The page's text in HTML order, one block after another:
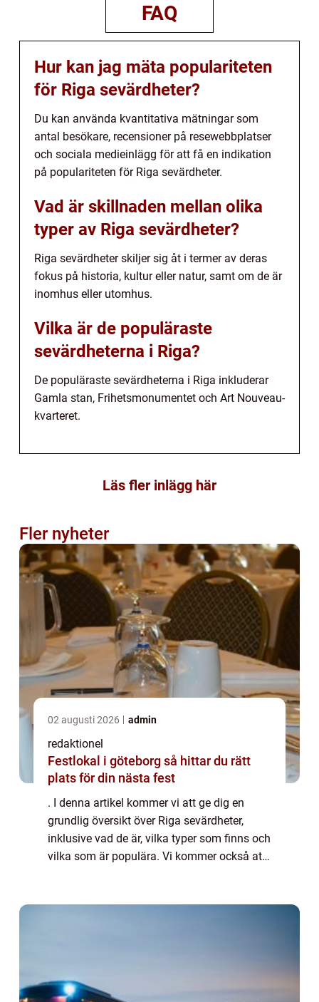
FAQ
Hur kan jag mäta populariteten
för Riga sevärdheter?
Du kan använda kvantitativa mätningar som
antal besökare, recensioner på resewebbplatser
och sociala medieinlägg för att få en indikation
på populariteten för Riga sevärdheter.
Vad är skillnaden mellan olika
typer av Riga sevärdheter?
Riga sevärdheter skiljer sig åt i termer av deras
fokus på historia, kultur eller natur, samt om de är
inomhus eller utomhus.
Vilka är de populäraste
sevärdheterna i Riga?
De populäraste sevärdheterna i Riga inkluderar
Gamla stan, Frihetsmonumentet och Art Nouveau-
kvarteret.
Läs fler inlägg här
Fler nyheter
02 augusti 2026 admin
redaktionel
Festlokal i göteborg så hittar du rätt
plats för din nästa fest
. I denna artikel kommer vi att ge dig en
grundlig översikt över Riga sevärdheter,
inklusive vad de är, vilka typer som finns och
vilka som är populära. Vi kommer också att